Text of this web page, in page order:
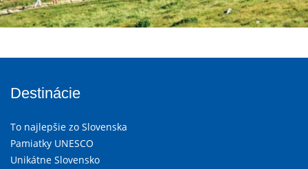
Destinácie
To najlepšie zo Slovenska
Pamiatky UNESCO
Unikátne Slovensko